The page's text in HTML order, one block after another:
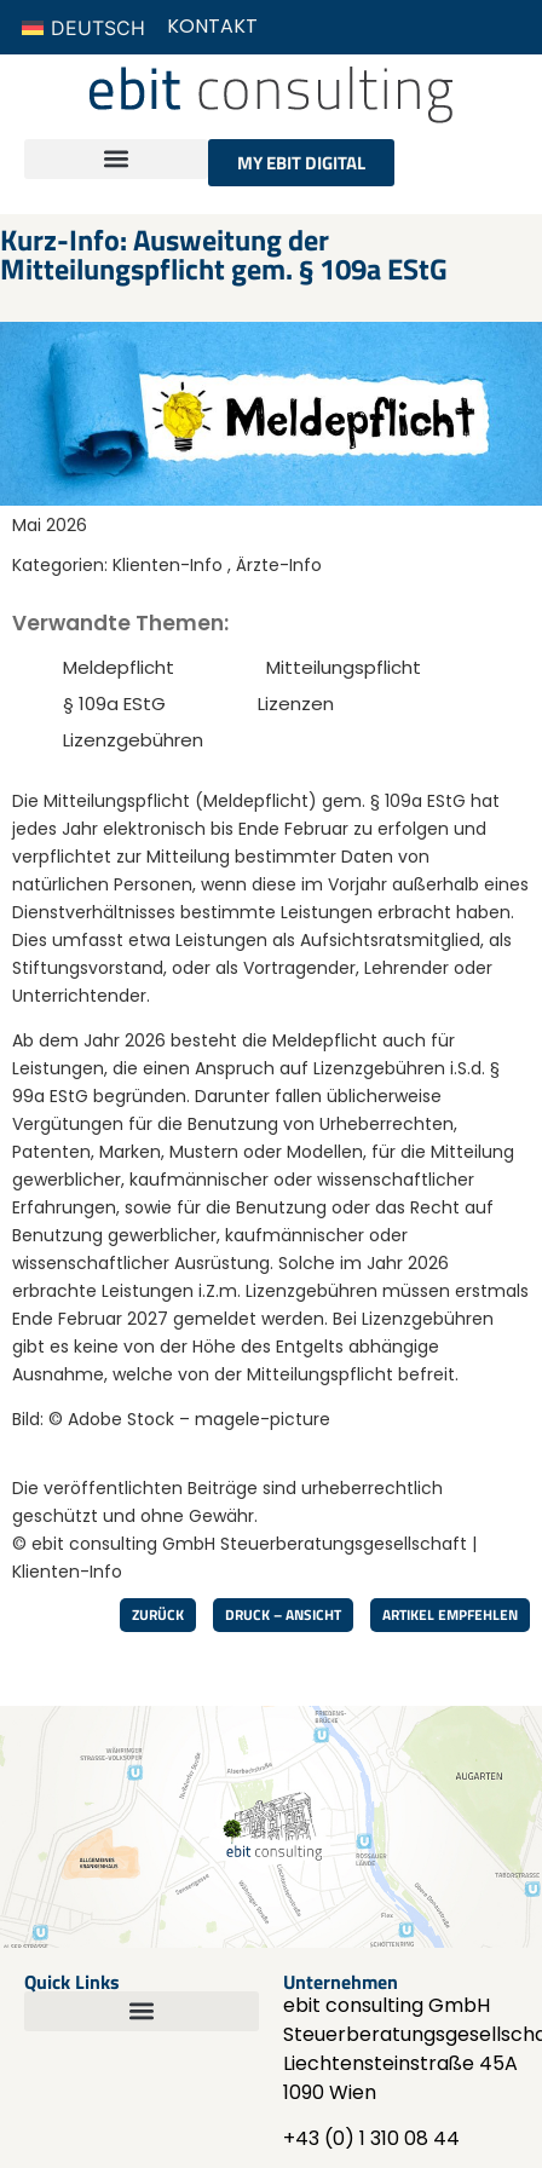
KONTAKT
DEUTSCH
MY EBIT DIGITAL
Kurz-Info: Ausweitung der
Mitteilungspflicht gem. § 109a EStG
Mai 2026
Kategorien: Klienten-Info , Ärzte-Info
Verwandte Themen:
Meldepflicht
Mitteilungspflicht
§ 109a EStG
Lizenzen
Lizenzgebühren
Die Mitteilungspflicht (Meldepflicht) gem. § 109a EStG hat
jedes Jahr elektronisch bis Ende Februar zu erfolgen und
verpflichtet zur Mitteilung bestimmter Daten von
natürlichen Personen, wenn diese im Vorjahr außerhalb eines
Dienstverhältnisses bestimmte Leistungen erbracht haben.
Dies umfasst etwa Leistungen als Aufsichtsratsmitglied, als
Stiftungsvorstand, oder als Vortragender, Lehrender oder
Unterrichtender.
Ab dem Jahr 2026 besteht die Meldepflicht auch für
Leistungen, die einen Anspruch auf Lizenzgebühren i.S.d. §
99a EStG begründen. Darunter fallen üblicherweise
Vergütungen für die Benutzung von Urheberrechten,
Patenten, Marken, Mustern oder Modellen, für die Mitteilung
gewerblicher, kaufmännischer oder wissenschaftlicher
Erfahrungen, sowie für die Benutzung oder das Recht auf
Benutzung gewerblicher, kaufmännischer oder
wissenschaftlicher Ausrüstung. Solche im Jahr 2026
erbrachte Leistungen i.Z.m. Lizenzgebühren müssen erstmals
Ende Februar 2027 gemeldet werden. Bei Lizenzgebühren
gibt es keine von der Höhe des Entgelts abhängige
Ausnahme, welche von der Mitteilungspflicht befreit.
Bild: © Adobe Stock – magele-picture
Die veröffentlichten Beiträge sind urheberrechtlich
geschützt und ohne Gewähr.
© ebit consulting GmbH Steuerberatungsgesellschaft |
Klienten-Info
ZURÜCK DRUCK – ANSICHT ARTIKEL EMPFEHLEN
Quick Links
Unternehmen
ebit consulting GmbH
Liechtensteinstraße 45A
1090 Wien
+43 (0) 1 310 08 44